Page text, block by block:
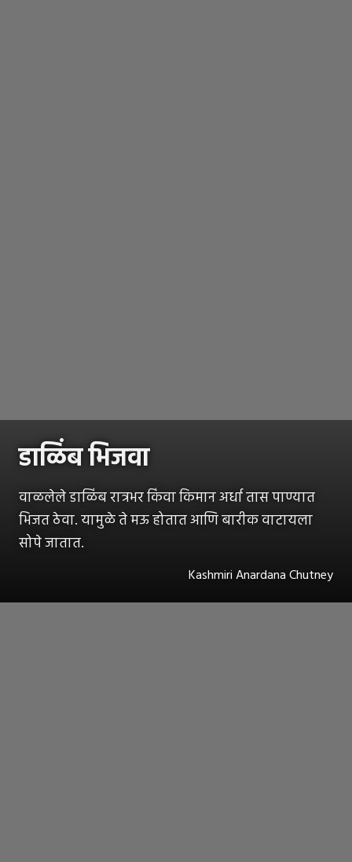
डाळिंब भिजवा
वाळलेले डाळिंब रात्रभर किंवा किमान अर्धा तास पाण्यात
भिजत ठेवा. यामुळे ते मऊ होतात आणि बारीक वाटायला
सोपे जातात.
Kashmiri Anardana Chutney